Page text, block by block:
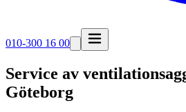
010-300 16 00
Service av
Göteborg